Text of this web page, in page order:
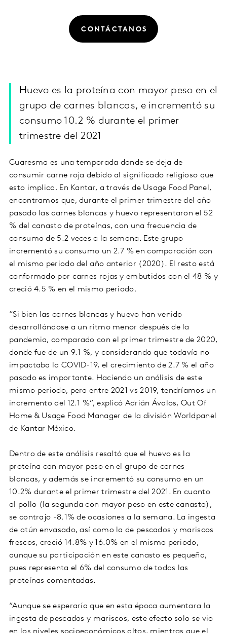
CONTÁCTANOS
Huevo es la proteína con mayor peso en el
grupo de carnes blancas, e incrementó su
consumo 10.2 % durante el primer
trimestre del 2021
Cuaresma es una temporada donde se deja de
consumir carne roja debido al significado religioso que
esto implica. En Kantar, a través de Usage Food Panel,
encontramos que, durante el primer trimestre del año
pasado las carnes blancas y huevo representaron el 52
% del canasto de proteínas, con una frecuencia de
consumo de 5.2 veces a la semana. Este grupo
incrementó su consumo un 2.7 % en comparación con
el mismo periodo del año anterior (2020). El resto está
conformado por carnes rojas y embutidos con el 48 % y
creció 4.5 % en el mismo periodo.
“Si bien las carnes blancas y huevo han venido
desarrollándose a un ritmo menor después de la
pandemia, comparado con el primer trimestre de 2020,
donde fue de un 9.1 %, y considerando que todavía no
impactaba la COVID-19, el crecimiento de 2.7 % el año
pasado es importante. Haciendo un análisis de este
mismo periodo, pero entre 2021 vs 2019, tendríamos un
incremento del 12.1 %”, explicó Adrián Ávalos, Out Of
Home & Usage Food Manager de la división Worldpanel
de Kantar México.
Dentro de este análisis resaltó que el huevo es la
proteína con mayor peso en el grupo de carnes
blancas, y además se incrementó su consumo en un
10.2% durante el primer trimestre del 2021. En cuanto
al pollo (la segunda con mayor peso en este canasto),
se contrajo -8.1% de ocasiones a la semana. La ingesta
de atún envasado, así como la de pescados y mariscos
frescos, creció 14.8% y 16.0% en el mismo periodo,
aunque su participación en este canasto es pequeña,
pues representa el 6% del consumo de todas las
proteínas comentadas.
“Aunque se esperaría que en esta época aumentara la
ingesta de pescados y mariscos, este efecto solo se vio